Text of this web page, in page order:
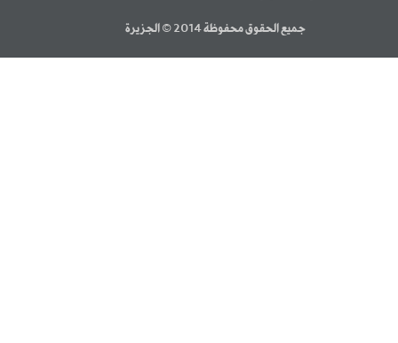
جميع الحقوق محفوظة 2014 © الجزيرة